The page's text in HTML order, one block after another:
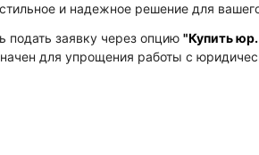
и надежное решение для
заявку через опцию "Купить
для упрощения работы с